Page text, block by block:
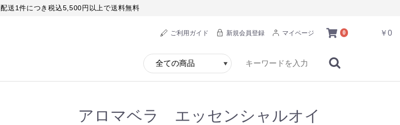
配送1件につき税込5,500円以上で送料無料
0 ￥0
ご利用ガイド 新規会員登録 マイページ
アロマベラ エッセンシャルオイ